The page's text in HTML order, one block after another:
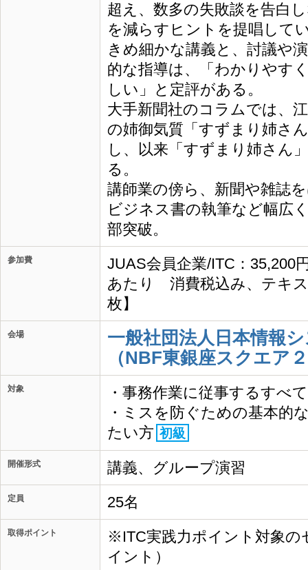
超え、数多の失敗談を告白
を減らすヒントを提唱して
きめ細かな講義と、討議や
的な指導は、「わかりやす
しい」と定評がある。
大手新聞社のコラムでは、
の姉御気質「すずまり姉さ
し、以来「すずまり姉さん
る。
講師業の傍ら、新聞や雑誌
ビジネス書の執筆など幅広
部突破。
参加費
JUAS会員企業/ITC：35,200
あたり 消費税込み、テキ
枚】
会場
一般社団法人日本情報
（NBF東銀座スクエア
対象
・事務作業に従事するすべ
・ミスを防ぐための基本的
たい方 初級
開催形式 講義、グループ演習
定員 25名
取得ポイント
※ITC実践力ポイント対象の
イント）